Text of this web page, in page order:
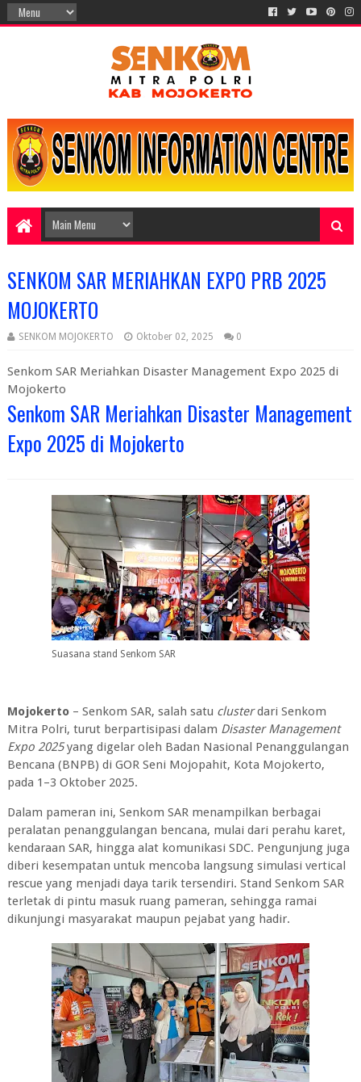
SENKOM SAR MERIAHKAN EXPO PRB 2025
MOJOKERTO
SENKOM MOJOKERTO Oktober 02, 2025 0
Senkom SAR Meriahkan Disaster Management Expo 2025 di
Mojokerto
Senkom SAR Meriahkan Disaster Management
Expo 2025 di Mojokerto
Suasana stand Senkom SAR
Mojokerto– Senkom SAR, salah satu clusterdari Senkom
Mitra Polri, turut berpartisipasi dalam Disaster Management
Expo 2025yang digelar oleh Badan Nasional Penanggulangan
Bencana (BNPB) di GOR Seni Mojopahit, Kota Mojokerto,
pada 1–3 Oktober 2025.
Dalam pameran ini, Senkom SAR menampilkan berbagai
peralatan penanggulangan bencana, mulai dari perahu karet,
kendaraan SAR, hingga alat komunikasi SDC. Pengunjung juga
diberi kesempatan untuk mencoba langsung simulasi vertical
rescue yang menjadi daya tarik tersendiri. Stand Senkom SAR
terletak di pintu masuk ruang pameran, sehingga ramai
dikunjungi masyarakat maupun pejabat yang hadir.